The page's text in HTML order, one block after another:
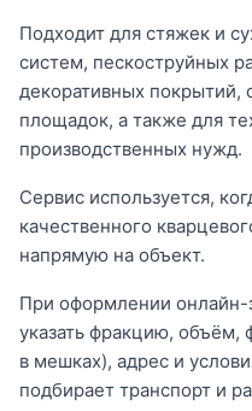
Подходит для стяжек и
систем, пескоструйных
декоративных покрытий,
площадок, а также для
производственных нужд.
Сервис используется,
качественного
напрямую на объект.
При оформлении онлайн-
указать фракцию, объём,
в мешках), адрес и
подбирает транспорт и